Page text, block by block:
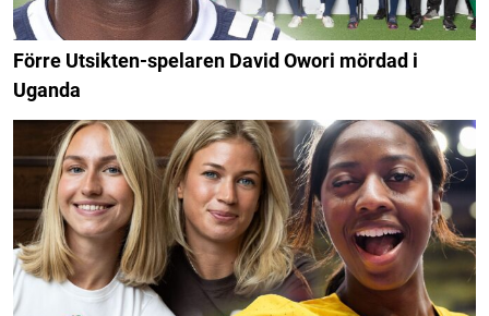
Förre Utsikten-spelaren David Owori mördad i
Uganda